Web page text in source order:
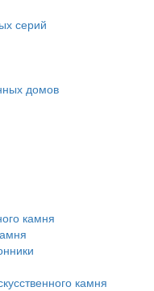
серий
домов
камня
камня